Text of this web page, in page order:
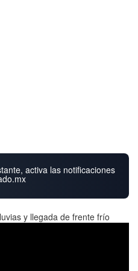
activa las notificaciones